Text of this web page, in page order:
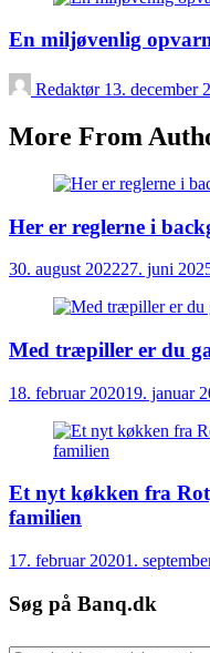
En miljøvenlig
Redaktør 13. december
More From
Her er reglerne i
30. august 202227. juni
Med træpiller er du
18. februar 202019. januar
Et nyt køkken fra
familien
17. februar 20201.
Søg på Banq.dk